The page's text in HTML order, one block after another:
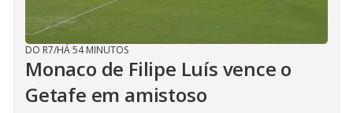
DO R7/HÁ 54 MINUTOS
Monaco de Filipe Luís vence o
Getafe em amistoso